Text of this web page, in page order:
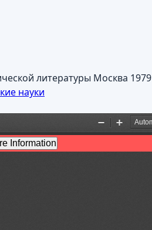
литературы Москва 1979
науки